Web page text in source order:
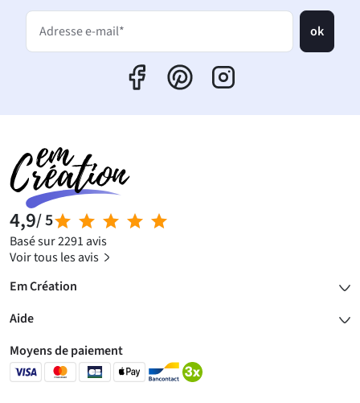
Adresse e-mail* ok
4,9/ 5
Basé sur 2291 avis
Voir tous les avis
Em Création
Aide
Moyens de paiement